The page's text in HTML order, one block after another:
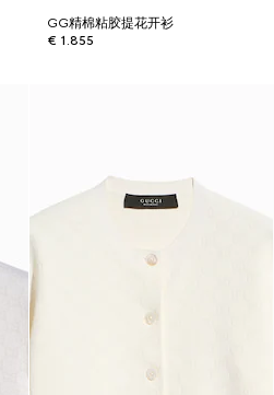
GG精棉粘胶提花开衫
€ 1.855